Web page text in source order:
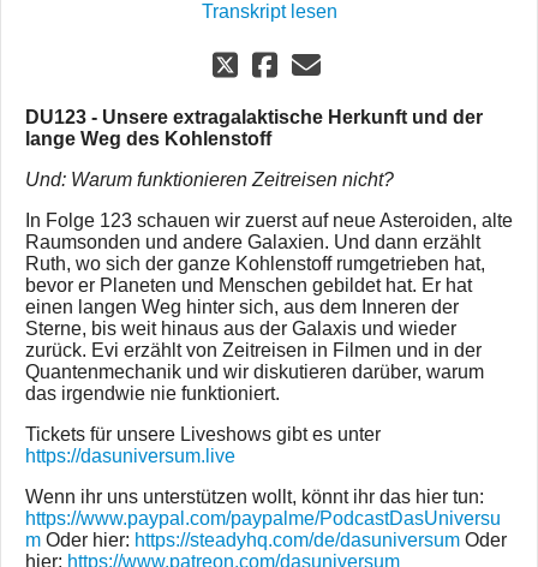
Transkript lesen
DU123 - Unsere extragalaktische Herkunft und der
lange Weg des Kohlenstoff
Und: Warum funktionieren Zeitreisen nicht?
In Folge 123 schauen wir zuerst auf neue Asteroiden, alte
Raumsonden und andere Galaxien. Und dann erzählt
Ruth, wo sich der ganze Kohlenstoff rumgetrieben hat,
bevor er Planeten und Menschen gebildet hat. Er hat
einen langen Weg hinter sich, aus dem Inneren der
Sterne, bis weit hinaus aus der Galaxis und wieder
zurück. Evi erzählt von Zeitreisen in Filmen und in der
Quantenmechanik und wir diskutieren darüber, warum
das irgendwie nie funktioniert.
Tickets für unsere Liveshows gibt es unter
https://dasuniversum.live
Wenn ihr uns unterstützen wollt, könnt ihr das hier tun:
https://www.paypal.com/paypalme/PodcastDasUniversu
m Oder hier: https://steadyhq.com/de/dasuniversum Oder
hier: https://www.patreon.com/dasuniversum